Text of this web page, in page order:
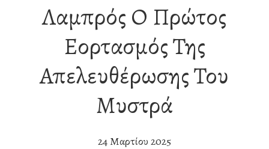
Λαμπρός Ο Πρώτος
Εορτασμός Της
Απελευθέρωσης Του
Μυστρά
24 Μαρτίου 2025